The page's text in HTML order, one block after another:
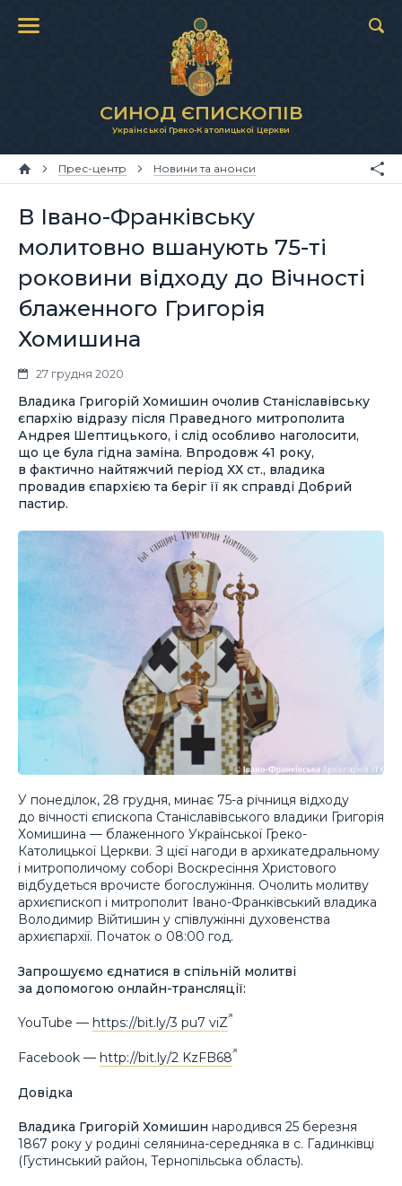
СИНОД ЄПИСКОПІВ
Української Греко-Католицької Церкви
Прес-центр Новини та анонси
В Івано-Франківську
молитовно вшанують 75-ті
роковини відходу до Вічності
блаженного Григорія
Хомишина
27 грудня 2020
Владика Григорій Хомишин очолив Станіславівську
єпархію відразу після Праведного митрополита
Андрея Шептицького, і слід особливо наголосити,
що це була гідна заміна. Впродовж 41 року,
в фактично найтяжчий період ХХ ст., владика
провадив єпархією та беріг її як справді Добрий
пастир.
У понеділок, 28 грудня, минає 75-а річниця відходу
до вічності єпископа Станіславівського владики Григорія
Хомишина — блаженного Української Греко-
Католицької Церкви. З цієї нагоди в архикатедральному
і митрополичому соборі Воскресіння Христового
відбудеться врочисте богослужіння. Очолить молитву
архиєпископ і митрополит Івано-Франківський владика
Володимир Війтишин у співлужінні духовенства
архиєпархії. Початок о 08:00 год.
Запрошуємо єднатися в спільній молитві
за допомогою онлайн-трансляції:
YouTube — https://bit.ly/3 pu7 viZ
Facebook — http://bit.ly/2 KzFB68
Довідка
Владика Григорій Хомишин народився 25 березня
1867 року у родині селянина-середняка в с. Гадинківці
(Густинський район, Тернопільська область).